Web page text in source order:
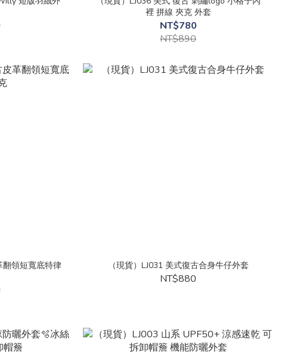
裡 拼線 夾克 外套
NT$780
NT$890
翻領短寬底特律
（現貨）LJ031 美式復古合身牛仔外套
NT$880